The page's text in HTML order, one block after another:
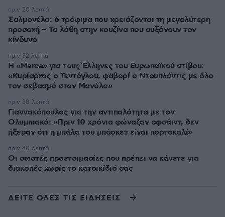
Σαλμονέλα: 6 τρόφιμα που χρειάζονται τη μεγαλύτερη
προσοχή – Τα λάθη στην κουζίνα που αυξάνουν τον
κίνδυνο
πριν 20 λεπτά
Η «Marca» για τους Έλληνες του Ευρωπαϊκού στίβου:
«Κυρίαρχος ο Τεντόγλου, φαβορί ο Ντουπλάντις με όλο
τον σεβασμό στον Μανόλο»
πριν 32 λεπτά
Γιαννακόπουλος για την αντιπαλότητα με τον
Ολυμπιακό: «Πριν 10 χρόνια φώναζαν οφσάιντ, δεν
ήξεραν ότι η μπάλα του μπάσκετ είναι πορτοκαλί»
πριν 38 λεπτά
Οι σωστές προετοιμασίες που πρέπει να κάνετε για
διακοπές χωρίς το κατοικίδιό σας
πριν 40 λεπτά
ΔΕΙΤΕ ΟΛΕΣ ΤΙΣ ΕΙΔΗΣΕΙΣ